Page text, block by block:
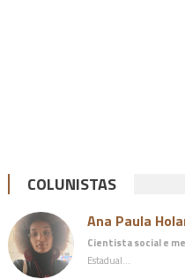
COLUNISTAS
Ana Paula
Cientista social e
Estadual…